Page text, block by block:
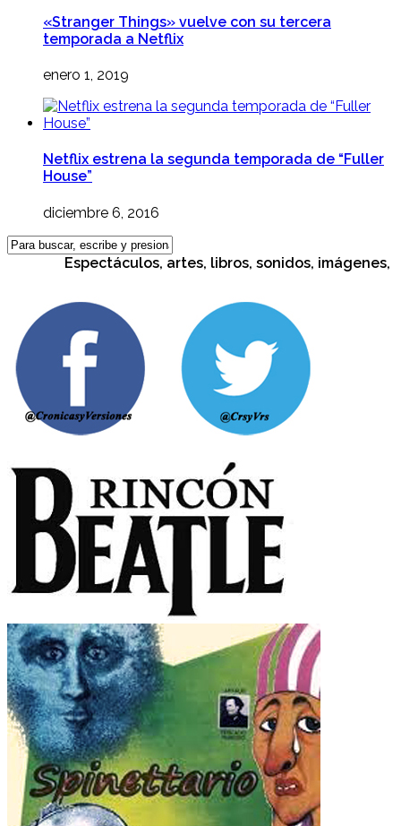
«Stranger Things» vuelve con su tercera
temporada a Netflix
enero 1, 2019
Netflix estrena la segunda temporada de “Fuller
House”
diciembre 6, 2016
Espectáculos, artes, libros, sonidos, imágenes,